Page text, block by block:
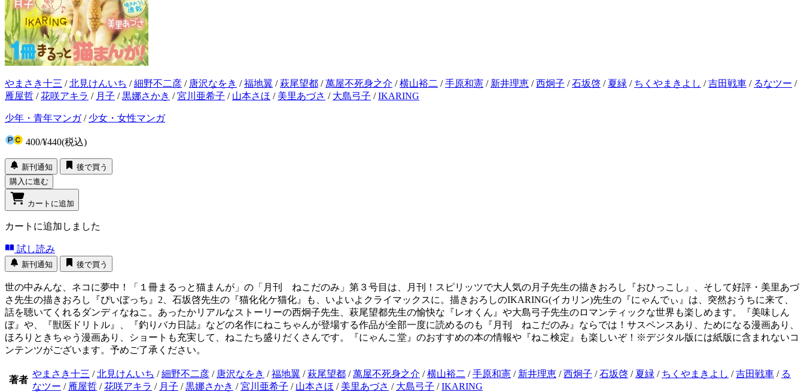
やまさき十三 /北見けんいち /細野不二彦 / 唐沢なをき /福地翼 /萩尾望都 /萬屋不死身之介 /横山裕二 /手原和憲 / 新井理恵 /西炯子 /石坂啓 / 夏緑 / ちくやまきよし /吉田戦車 / るなツー /
雁屋哲 /花咲アキラ / 月子 /黒娜さかき /宮川亜希子 / 山本さほ / 美里あづさ / 大島弓子 /IKARING
少年・青年マンガ/ 少女・女性マンガ
400/¥440(税込)
新刊通知
後で買う
購入に進む
カートに追加
カートに追加しました
試し読み
新刊通知 後で買う
世の中みんな、ネコに夢中！「１冊まるっと猫まんが」の「月刊 ねこだのみ」第３号目は、月刊！スピリッツで大人気の月子先生の描きおろし『おひっこし』、そして好評・美里あづ
さ先生の描きおろし『ぴいぼっち』2、石坂啓先生の『猫化化ケ猫化』も、いよいよクライマックスに。描きおろしのIKARING(イカリン)先生の『にゃんでぃ』は、突然おうちに来て、
話を聴いてくれるダンディなねこ。あったかリアルなストーリーの西炯子先生、萩尾望都先生の愉快な『レオくん』や大島弓子先生のロマンティックな世界も楽しめます。『美味しん
ぼ』や、『獣医ドリトル』、『釣りバカ日誌』などの名作にねこちゃんが登場する作品が全部一度に読めるのも『月刊 ねこだのみ』ならでは！サスペンスあり、ためになる漫画あり、
ほろりときちゃう漫画あり、ショートも充実して、ねこたち盛りだくさんです。『にゃんこ堂』のおすすめの本の情報や『ねこ検定』も楽しいぞ！※デジタル版には紙版に含まれないコ
ンテンツがございます。予めご了承ください。
著者
やまさき十三 /北見けんいち /細野不二彦 / 唐沢なをき /福地翼 /萩尾望都 /萬屋不死身之介 /横山裕二 /手原和憲 / 新井理恵 /西炯子 /石坂啓 / 夏緑 / ちくやまきよし /吉田戦車 / る
なツー / 雁屋哲 /花咲アキラ / 月子 /黒娜さかき /宮川亜希子 / 山本さほ / 美里あづさ / 大島弓子 /IKARING